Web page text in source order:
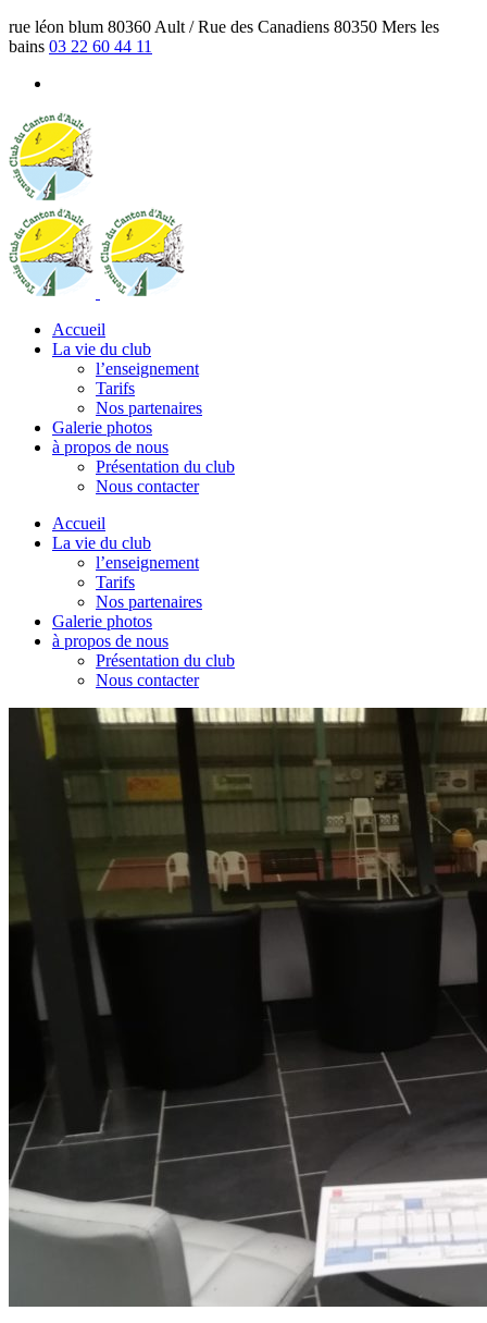
rue léon blum 80360 Ault / Rue des Canadiens 80350 Mers les
bains 03 22 60 44 11
Accueil
La vie du club
l’enseignement
Tarifs
Nos partenaires
Galerie photos
à propos de nous
Présentation du club
Nous contacter
Accueil
La vie du club
l’enseignement
Tarifs
Nos partenaires
Galerie photos
à propos de nous
Présentation du club
Nous contacter